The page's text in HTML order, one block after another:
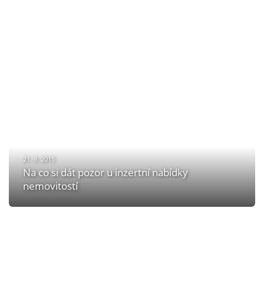
21. 9. 2015
Na co si dát pozor u inzertní nabídky
nemovitostí